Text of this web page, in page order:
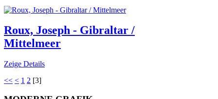
Roux, Joseph - Gibraltar /
Mittelmeer
Zeige Details
<< < 1 2 [3]